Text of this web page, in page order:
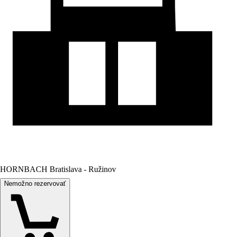
HORNBACH Bratislava - Ružinov
Nemožno rezervovať